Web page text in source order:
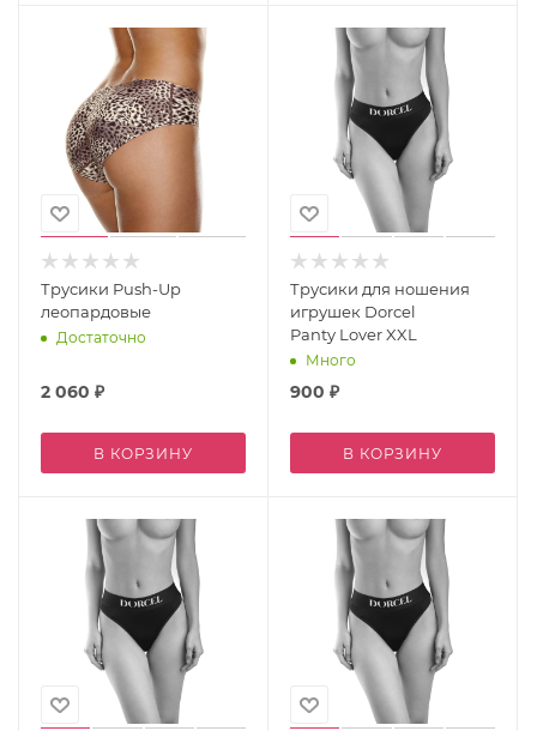
Трусики Push-Up
леопардовые
Достаточно
2 060 ₽
В КОРЗИНУ
Трусики для ношения
игрушек Dorcel
Panty Lover XXL
Много
900 ₽
В КОРЗИНУ